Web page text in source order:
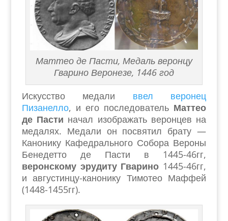
Маттео де Пасти, Медаль веронцу
Гварино Веронезе, 1446 год
Искусство медали ввел веронец
Пизанелло, и его последователь Маттео
де Пасти начал изображать веронцев на
медалях. Медали он посвятил брату —
Канонику Кафедрального Собора Вероны
Бенедетто де Пасти в 1445-46гг,
веронскому эрудиту Гварино 1445-46гг,
и августинцу-канонику Тимотео Маффей
(1448-1455гг).